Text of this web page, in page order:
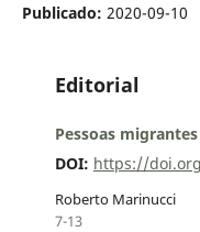
Publicado: 2020-09-10
Editorial
Pessoas
DOI: https://
Roberto Marinucci
7-13